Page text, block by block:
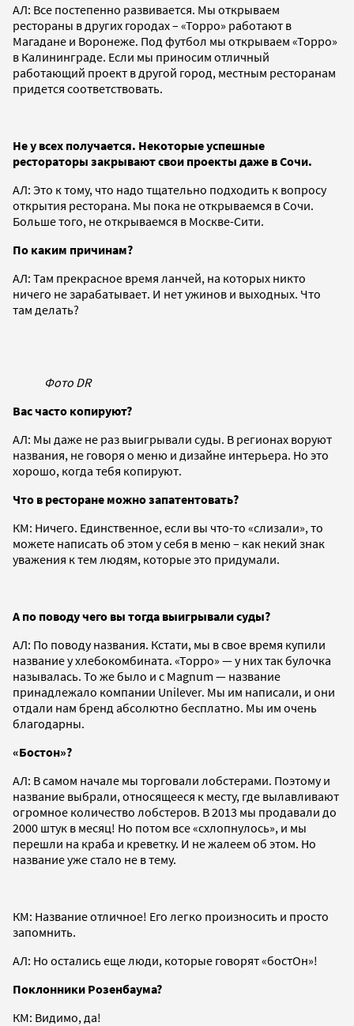
АЛ: Все постепенно развивается. Мы открываем
рестораны в других городах – «Торро» работают в
Магадане и Воронеже. Под футбол мы открываем «Торро»
в Калининграде. Если мы приносим отличный
работающий проект в другой город, местным ресторанам
придется соответствовать.
Не у всех получается. Некоторые успешные
рестораторы закрывают свои проекты даже в Сочи.
АЛ: Это к тому, что надо тщательно подходить к вопросу
открытия ресторана. Мы пока не открываемся в Сочи.
Больше того, не открываемся в Москве-Сити.
По каким причинам?
АЛ: Там прекрасное время ланчей, на которых никто
ничего не зарабатывает. И нет ужинов и выходных. Что
там делать?
Фото DR
Вас часто копируют?
АЛ: Мы даже не раз выигрывали суды. В регионах воруют
названия, не говоря о меню и дизайне интерьера. Но это
хорошо, когда тебя копируют.
Что в ресторане можно запатентовать?
КМ: Ничего. Единственное, если вы что-то «слизали», то
можете написать об этом у себя в меню – как некий знак
уважения к тем людям, которые это придумали.
А по поводу чего вы тогда выигрывали суды?
АЛ: По поводу названия. Кстати, мы в свое время купили
название у хлебокомбината. «Торро» — у них так булочка
называлась. То же было и с Magnum — название
принадлежало компании Unilever. Мы им написали, и они
отдали нам бренд абсолютно бесплатно. Мы им очень
благодарны.
«Бостон»?
АЛ: В самом начале мы торговали лобстерами. Поэтому и
название выбрали, относящееся к месту, где вылавливают
огромное количество лобстеров. В 2013 мы продавали до
2000 штук в месяц! Но потом все «схлопнулось», и мы
перешли на краба и креветку. И не жалеем об этом. Но
название уже стало не в тему.
КМ: Название отличное! Его легко произносить и просто
запомнить.
АЛ: Но остались еще люди, которые говорят «бостОн»!
Поклонники Розенбаума?
КМ: Видимо, да!